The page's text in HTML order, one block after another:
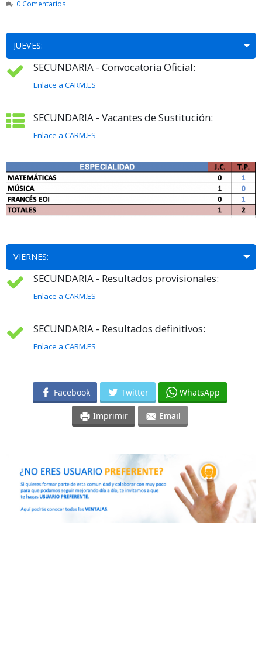
0 Comentarios
JUEVES:
SECUNDARIA - Convocatoria Oficial:
Enlace a CARM.ES
SECUNDARIA - Vacantes de Sustitución:
Enlace a CARM.ES
VIERNES:
SECUNDARIA - Resultados provisionales:
Enlace a CARM.ES
SECUNDARIA - Resultados definitivos:
Enlace a CARM.ES
Facebook Twitter WhatsApp
Imprimir Email